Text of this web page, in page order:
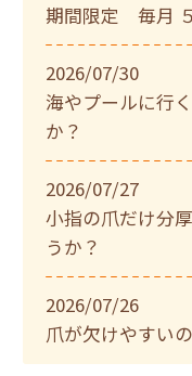
期間限定 毎月
2026/07/30
海やプールに行
か？
2026/07/27
小指の爪だけ分
うか？
2026/07/26
爪が欠けやすい